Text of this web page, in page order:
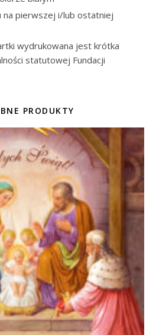
na pierwszej i/lub ostatniej
wydrukowana jest krótka
statutowej Fundacji
PRODUKTY